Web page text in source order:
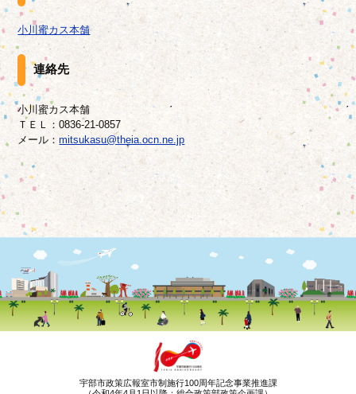
小川蜜カス本舗
連絡先
小川蜜カス本舗
ＴＥＬ：0836-21-0857
メール：mitsukasu@theia.ocn.ne.jp
宇部市政策広報室市制施行100周年記念事業推進課